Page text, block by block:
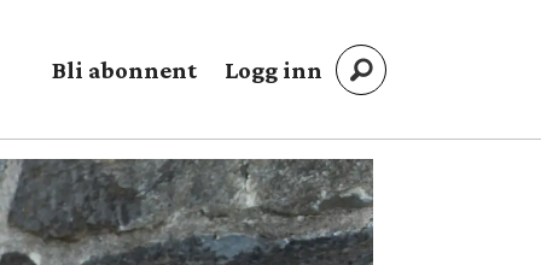
Bli abonnent Logg inn